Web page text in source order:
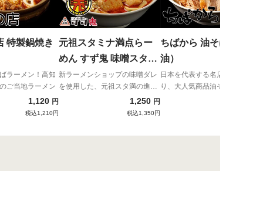
特製鍋焼き
ラーメン！高知
ご当地ラーメン
1,120 円
税込1,210円
元祖スタミナ満点らー
めん すず鬼 味噌スタ満
(ピリ辛スタミナアブラ
付き)
新ラーメンショップの味噌ダレ
を使用した、元祖スタ満の進化
1,250 円
税込1,350円
ちばから 油そば（醤
油）
日本を代表する名店ちばからよ
り、大人気商品油そばが新登場